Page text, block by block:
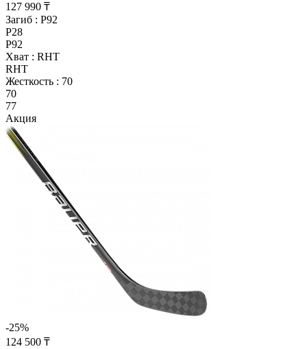
127 990 ₸
Загиб : P92
P28
P92
Хват : RHT
RHT
Жесткость : 70
70
77
Акция
-25%
124 500 ₸